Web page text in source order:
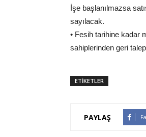
İşe başlanılmazsa
sayılacak.
• Fesih tarihine kadar
sahiplerinden geri
ETİKETLER
PAYLAŞ